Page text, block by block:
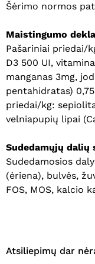
Šėrimo normos
Maistingumo
Pašariniai priedai/
D3 500 UI,
manganas 3mg,
pentahidratas)
priedai/kg:
velniapupių lipai
Sudedamųjų dalių
Sudedamosios
(ėriena), bulvės,
FOS, MOS, kalcio
Atsiliepimų dar